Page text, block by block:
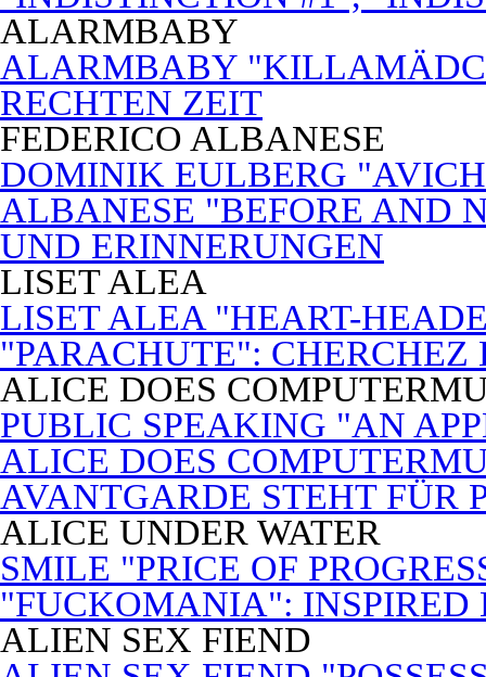
ALARMBABY
ALARMBABY
RECHTEN ZEIT
FEDERICO ALBANESE
DOMINIK EULBERG
ALBANESE "BEFORE AND
UND ERINNERUNGEN
LISET ALEA
LISET ALEA "HEART-
"PARACHUTE": CHERCHEZ
ALICE DOES
PUBLIC SPEAKING "AN
ALICE DOES
AVANTGARDE STEHT FÜR
ALICE UNDER WATER
SMILE "PRICE OF
"FUCKOMANIA": INSPIRED
ALIEN SEX FIEND